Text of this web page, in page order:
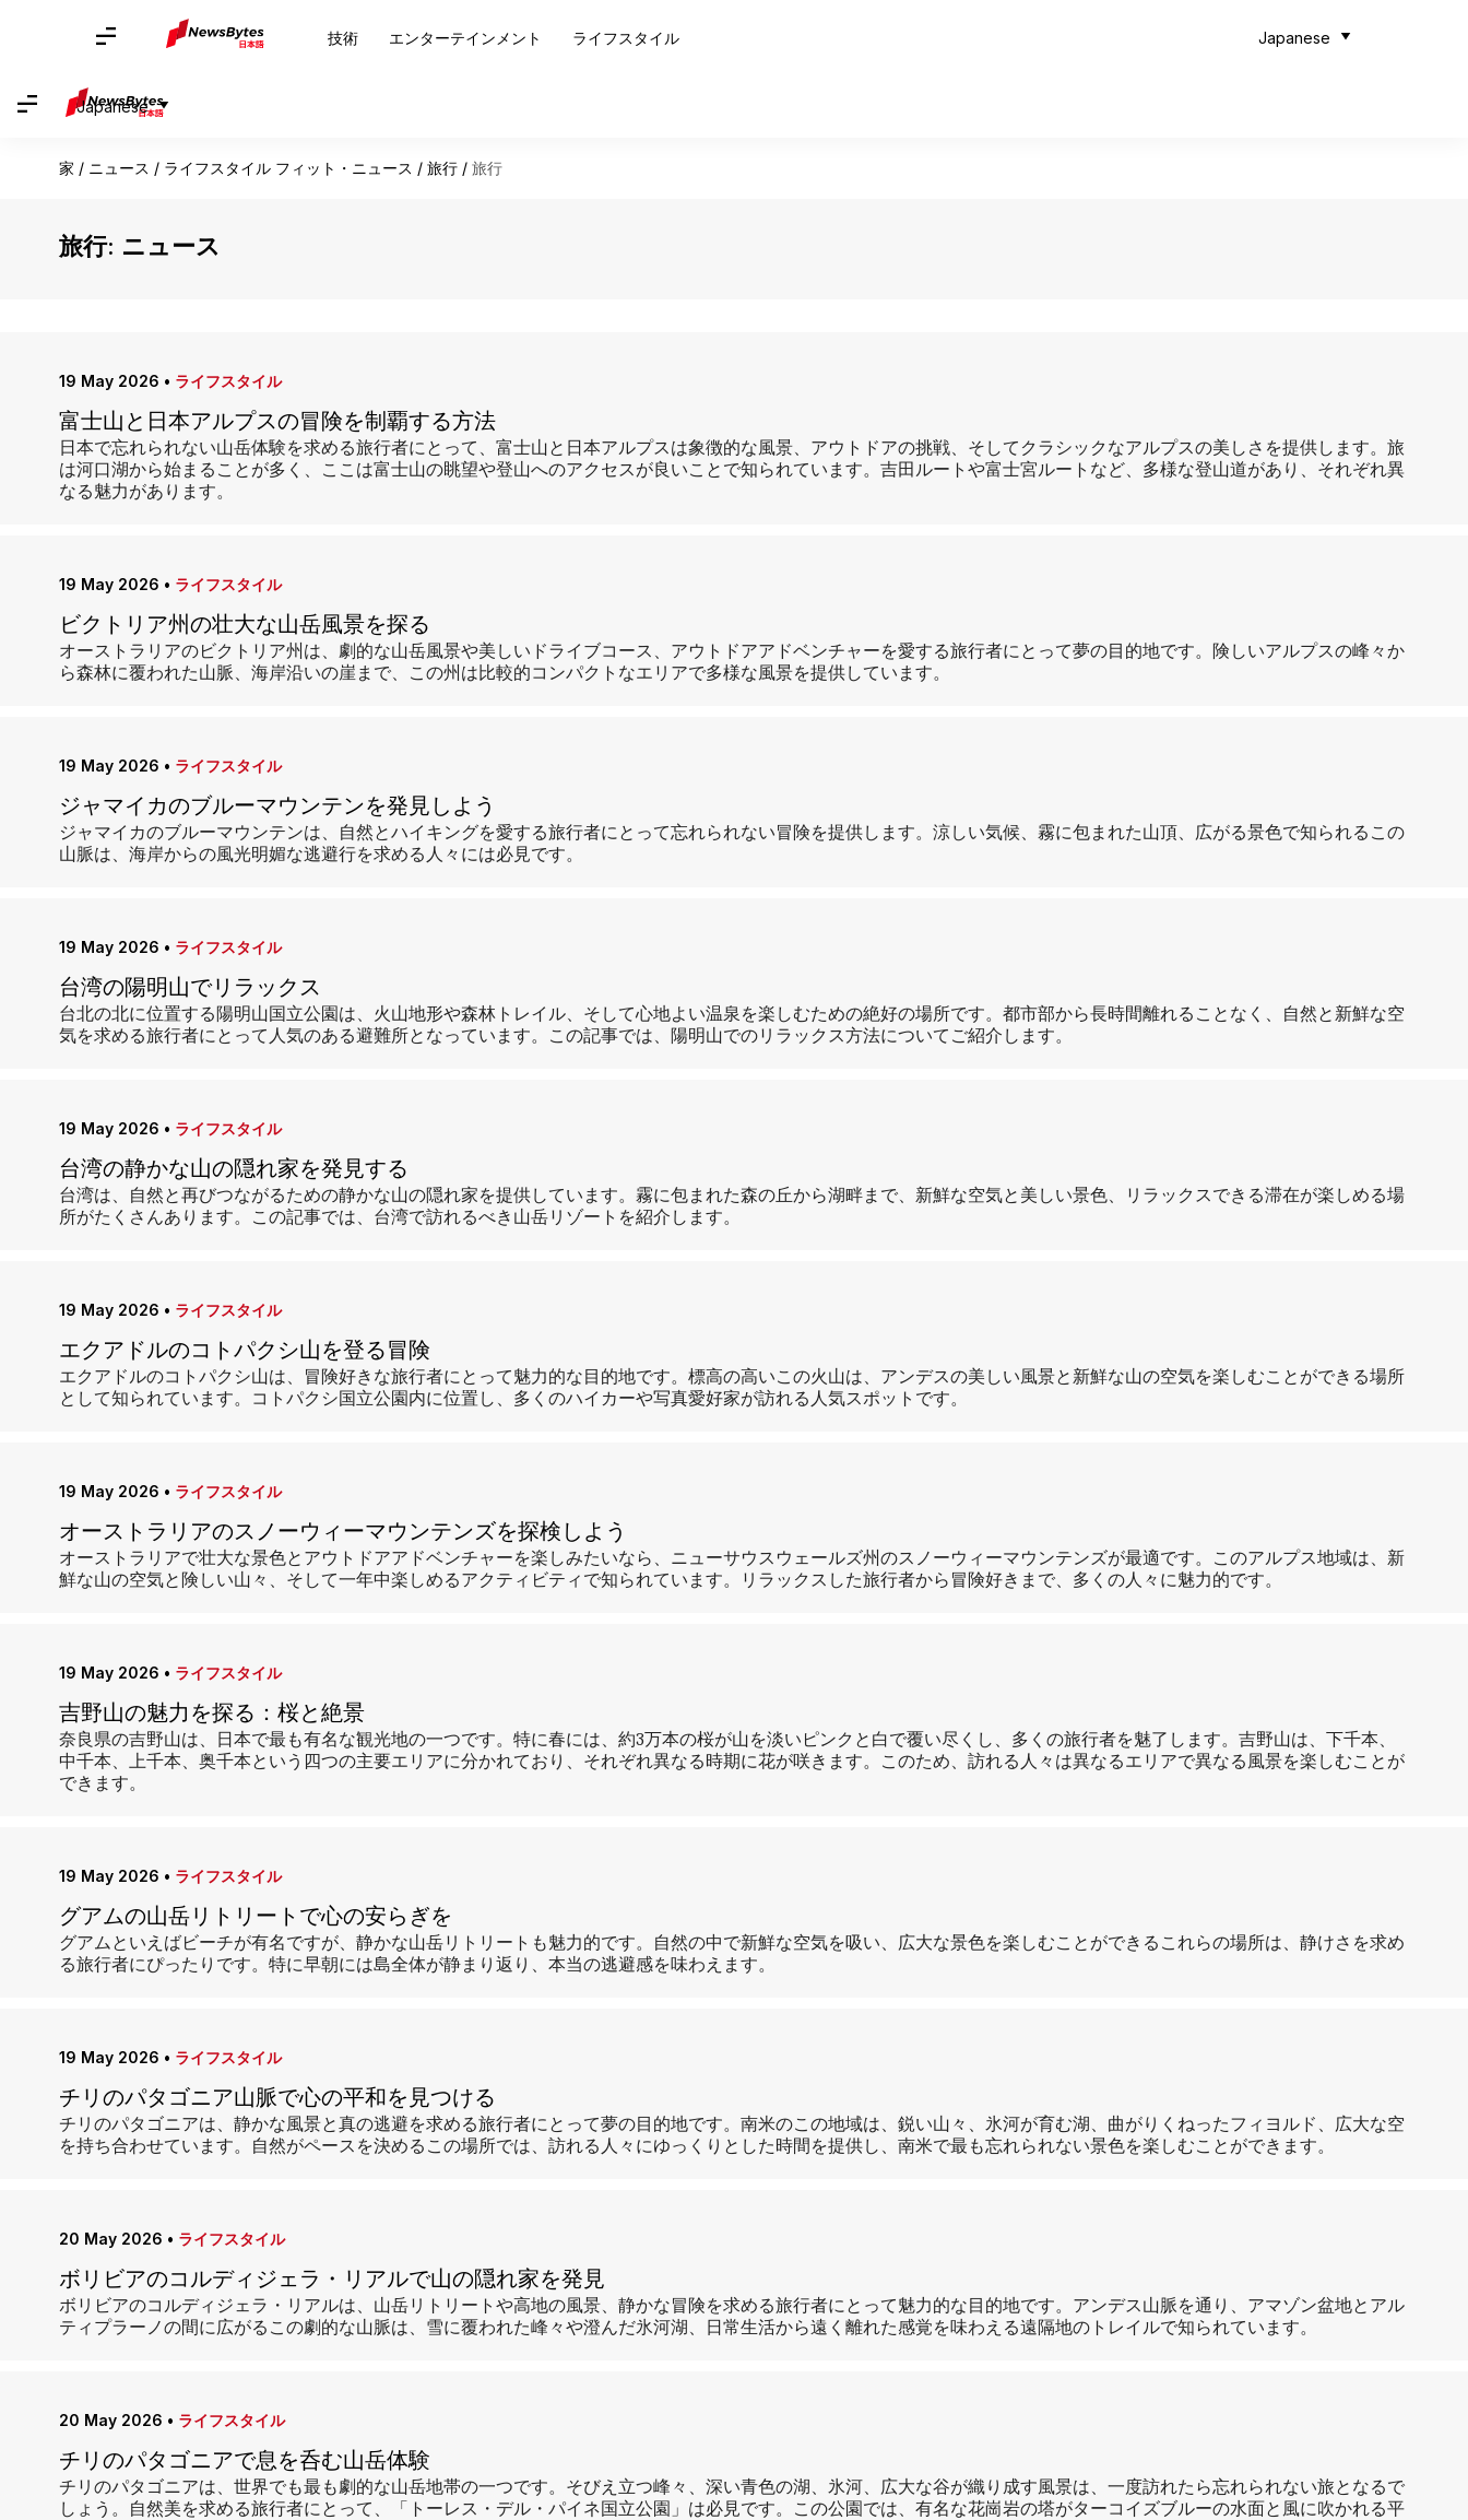
技術 エンターテインメント ライフスタイル Japanese
Japanese
家 / ニュース / ライフスタイル フィット・ニュース / 旅行 / 旅行
旅行: ニュース
19 May 2026 • ライフスタイル
富士山と日本アルプスの冒険を制覇する方法
日本で忘れられない山岳体験を求める旅行者にとって、富士山と日本アルプスは象徴的な風景、アウトドアの挑戦、そしてクラシックなアルプスの美しさを提供します。旅
は河口湖から始まることが多く、ここは富士山の眺望や登山へのアクセスが良いことで知られています。吉田ルートや富士宮ルートなど、多様な登山道があり、それぞれ異
なる魅力があります。
19 May 2026 • ライフスタイル
ビクトリア州の壮大な山岳風景を探る
オーストラリアのビクトリア州は、劇的な山岳風景や美しいドライブコース、アウトドアアドベンチャーを愛する旅行者にとって夢の目的地です。険しいアルプスの峰々か
ら森林に覆われた山脈、海岸沿いの崖まで、この州は比較的コンパクトなエリアで多様な風景を提供しています。
19 May 2026 • ライフスタイル
ジャマイカのブルーマウンテンを発見しよう
ジャマイカのブルーマウンテンは、自然とハイキングを愛する旅行者にとって忘れられない冒険を提供します。涼しい気候、霧に包まれた山頂、広がる景色で知られるこの
山脈は、海岸からの風光明媚な逃避行を求める人々には必見です。
19 May 2026 • ライフスタイル
台湾の陽明山でリラックス
台北の北に位置する陽明山国立公園は、火山地形や森林トレイル、そして心地よい温泉を楽しむための絶好の場所です。都市部から長時間離れることなく、自然と新鮮な空
気を求める旅行者にとって人気のある避難所となっています。この記事では、陽明山でのリラックス方法についてご紹介します。
19 May 2026 • ライフスタイル
台湾の静かな山の隠れ家を発見する
台湾は、自然と再びつながるための静かな山の隠れ家を提供しています。霧に包まれた森の丘から湖畔まで、新鮮な空気と美しい景色、リラックスできる滞在が楽しめる場
所がたくさんあります。この記事では、台湾で訪れるべき山岳リゾートを紹介します。
19 May 2026 • ライフスタイル
エクアドルのコトパクシ山を登る冒険
エクアドルのコトパクシ山は、冒険好きな旅行者にとって魅力的な目的地です。標高の高いこの火山は、アンデスの美しい風景と新鮮な山の空気を楽しむことができる場所
として知られています。コトパクシ国立公園内に位置し、多くのハイカーや写真愛好家が訪れる人気スポットです。
19 May 2026 • ライフスタイル
オーストラリアのスノーウィーマウンテンズを探検しよう
オーストラリアで壮大な景色とアウトドアアドベンチャーを楽しみたいなら、ニューサウスウェールズ州のスノーウィーマウンテンズが最適です。このアルプス地域は、新
鮮な山の空気と険しい山々、そして一年中楽しめるアクティビティで知られています。リラックスした旅行者から冒険好きまで、多くの人々に魅力的です。
19 May 2026 • ライフスタイル
吉野山の魅力を探る：桜と絶景
奈良県の吉野山は、日本で最も有名な観光地の一つです。特に春には、約3万本の桜が山を淡いピンクと白で覆い尽くし、多くの旅行者を魅了します。吉野山は、下千本、
中千本、上千本、奥千本という四つの主要エリアに分かれており、それぞれ異なる時期に花が咲きます。このため、訪れる人々は異なるエリアで異なる風景を楽しむことが
できます。
19 May 2026 • ライフスタイル
グアムの山岳リトリートで心の安らぎを
グアムといえばビーチが有名ですが、静かな山岳リトリートも魅力的です。自然の中で新鮮な空気を吸い、広大な景色を楽しむことができるこれらの場所は、静けさを求め
る旅行者にぴったりです。特に早朝には島全体が静まり返り、本当の逃避感を味わえます。
19 May 2026 • ライフスタイル
チリのパタゴニア山脈で心の平和を見つける
チリのパタゴニアは、静かな風景と真の逃避を求める旅行者にとって夢の目的地です。南米のこの地域は、鋭い山々、氷河が育む湖、曲がりくねったフィヨルド、広大な空
を持ち合わせています。自然がペースを決めるこの場所では、訪れる人々にゆっくりとした時間を提供し、南米で最も忘れられない景色を楽しむことができます。
20 May 2026 • ライフスタイル
ボリビアのコルディジェラ・リアルで山の隠れ家を発見
ボリビアのコルディジェラ・リアルは、山岳リトリートや高地の風景、静かな冒険を求める旅行者にとって魅力的な目的地です。アンデス山脈を通り、アマゾン盆地とアル
ティプラーノの間に広がるこの劇的な山脈は、雪に覆われた峰々や澄んだ氷河湖、日常生活から遠く離れた感覚を味わえる遠隔地のトレイルで知られています。
20 May 2026 • ライフスタイル
チリのパタゴニアで息を呑む山岳体験
チリのパタゴニアは、世界でも最も劇的な山岳地帯の一つです。そびえ立つ峰々、深い青色の湖、氷河、広大な谷が織り成す風景は、一度訪れたら忘れられない旅となるで
しょう。自然美を求める旅行者にとって、「トーレス・デル・パイネ国立公園」は必見です。この公園では、有名な花崗岩の塔がターコイズブルーの水面と風に吹かれる平